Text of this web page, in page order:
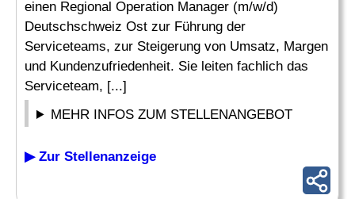
einen Regional Operation Manager (m/w/d)
Deutschschweiz Ost zur Führung der
Serviceteams, zur Steigerung von Umsatz, Margen
und Kundenzufriedenheit. Sie leiten fachlich das
Serviceteam, [...]
MEHR INFOS ZUM STELLENANGEBOT
▶ Zur Stellenanzeige